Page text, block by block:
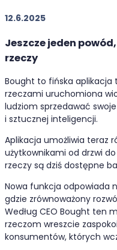
12.6.2025
Jeszcze jeden
rzeczy
Bought to fińska
rzeczami uruchomiona
ludziom sprzedawać
i sztucznej inteligencji.
Aplikacja umożliwia teraz
użytkownikami od drzwi
rzeczy są dziś dostępne
Nowa funkcja odpowiada
gdzie zrównoważony
Według CEO Bought ten
rzeczom wreszcie
konsumentów, których